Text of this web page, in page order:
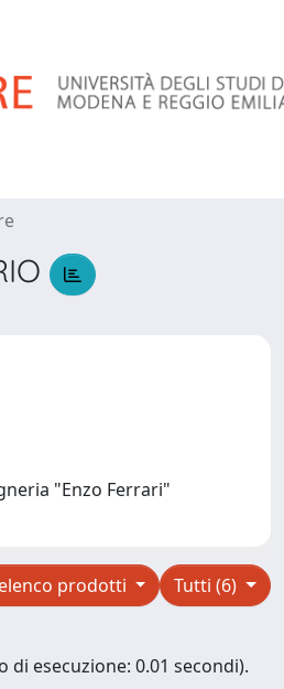
"Enzo Ferrari"
Tutti (6)
prodotti
di esecuzione: 0.01 secondi).